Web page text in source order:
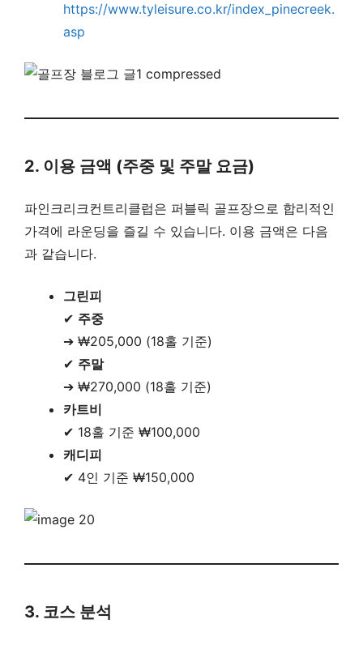
https://www.tyleisure.co.kr/index_pinecreek.
asp
2. 이용 금액 (주중 및 주말 요금)
파인크리크컨트리클럽은 퍼블릭 골프장으로 합리적인
가격에 라운딩을 즐길 수 있습니다. 이용 금액은 다음
과 같습니다.
그린피
✔ 주중
➔ ₩205,000 (18홀 기준)
✔ 주말
➔ ₩270,000 (18홀 기준)
카트비
✔ 18홀 기준 ₩100,000
캐디피
✔ 4인 기준 ₩150,000
3. 코스 분석